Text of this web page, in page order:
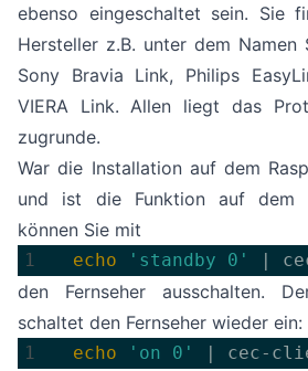
ebenso eingeschaltet sein. Sie
Hersteller z.B. unter dem Namen
Sony Bravia Link, Philips
VIERA Link. Allen liegt das
zugrunde.
War die Installation auf dem
und ist die Funktion auf dem
können Sie mit
echo 'standby 0' |
den Fernseher ausschalten.
schaltet den Fernseher wieder ein:
echo 'on 0' | cec-